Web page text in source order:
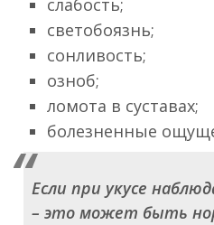
слабость;
светобоязнь;
сонливость;
озноб;
ломота в суставах;
болезненные
Если при укусе
– это может быть